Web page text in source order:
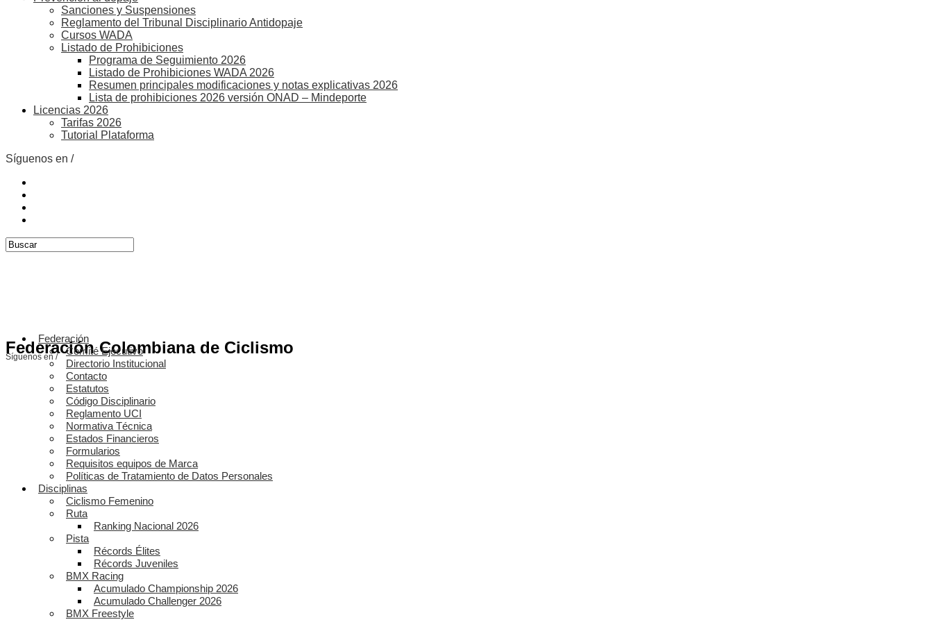
Sanciones y Suspensiones
Reglamento del Tribunal Disciplinario Antidopaje
Cursos WADA
Listado de Prohibiciones
Programa de Seguimiento 2026
Listado de Prohibiciones WADA 2026
Resumen principales modificaciones y notas explicativas 2026
Lista de prohibiciones 2026 versión ONAD – Mindeporte
Licencias 2026
Tarifas 2026
Tutorial Plataforma
Síguenos en /
Federación Colombiana de Ciclismo
Síguenos en /
Federación
Comité Ejecutivo
Directorio Institucional
Contacto
Estatutos
Código Disciplinario
Reglamento UCI
Normativa Técnica
Estados Financieros
Formularios
Requisitos equipos de Marca
Políticas de Tratamiento de Datos Personales
Disciplinas
Ciclismo Femenino
Ruta
Ranking Nacional 2026
Pista
Récords Élites
Récords Juveniles
BMX Racing
Acumulado Championship 2026
Acumulado Challenger 2026
BMX Freestyle